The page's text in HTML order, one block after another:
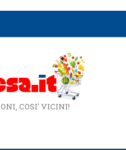
COSI' VICINI!